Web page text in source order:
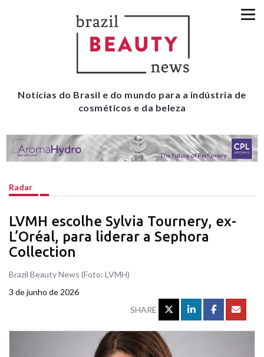
Notícias do Brasil e do mundo para a indústria de
cosméticos e da beleza
Radar
LVMH escolhe Sylvia Tournery, ex-
L’Oréal, para liderar a Sephora
Collection
Brazil Beauty News (Foto: LVMH)
3 de junho de 2026
SHARE